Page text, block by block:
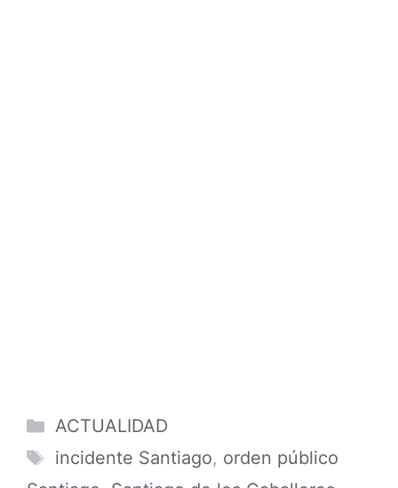
Categories
ACTUALIDAD
Tags
incidente Santiago, orden público